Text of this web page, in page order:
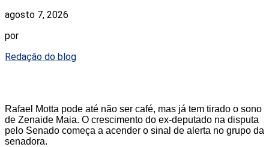
agosto 7, 2026
por
Redação do blog
Rafael Motta pode até não ser café, mas já tem tirado o sono
de Zenaide Maia. O crescimento do ex-deputado na disputa
pelo Senado começa a acender o sinal de alerta no grupo da
senadora.